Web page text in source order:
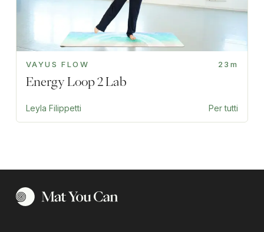
VAYUS FLOW 23m
Energy Loop 2 Lab
Leyla Filippetti Per tutti